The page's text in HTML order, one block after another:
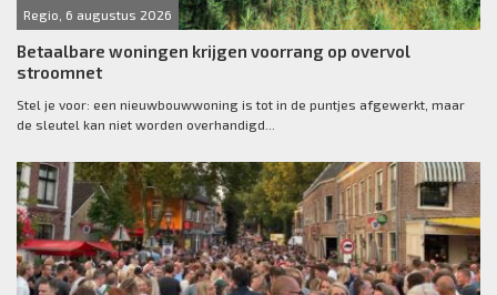
Regio, 6 augustus 2026
Betaalbare woningen krijgen voorrang op overvol
stroomnet
Stel je voor: een nieuwbouwwoning is tot in de puntjes afgewerkt, maar
de sleutel kan niet worden overhandigd...